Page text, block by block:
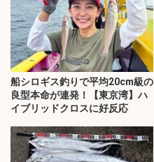
船シロギス釣りで平均20cm級の
良型本命が連発！【東京湾】ハ
イブリッドクロスに好反応